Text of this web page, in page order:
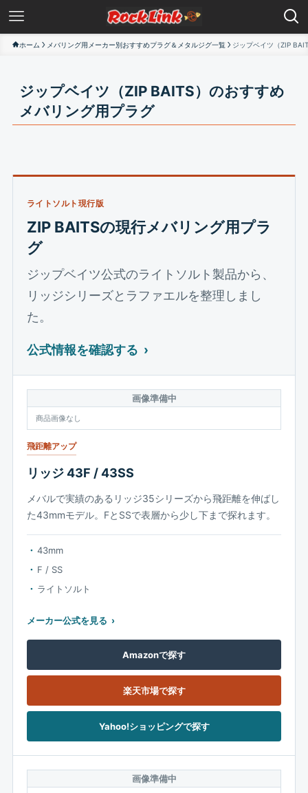
ホーム メバリング用メーカー別おすすめプラグ＆メタルジグ一覧 ジップベイツ（ZIP
ジップベイツ（ZIP BAITS）のおすすめ
メバリング用プラグ
ライトソルト現行版
ZIP BAITSの現行メバリング用プラ
グ
ジップベイツ公式のライトソルト製品から、
リッジシリーズとラファエルを整理しまし
た。
公式情報を確認する
画像準備中
商品画像なし
飛距離アップ
リッジ 43F / 43SS
メバルで実績のあるリッジ35シリーズから飛距離を伸ばし
た43mmモデル。FとSSで表層から少し下まで探れます。
43mm
F / SS
ライトソルト
メーカー公式を見る
Amazonで探す
楽天市場で探す
Yahoo!ショッピングで探す
画像準備中